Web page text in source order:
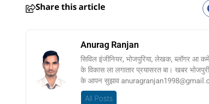
Share this article
Anurag Ranjan
सिविल इंजीनियर, भोजपुरिया, लेखक, ब्लॉगर आ
के विकास ला लगातार प्रयासरत बा। खबर
के आपन सुझाव
All Posts